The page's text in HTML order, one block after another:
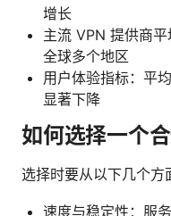
增长
主流 VPN 提供商
全球多个地区
用户体验指标：平
显著下降
如何选择一个
选择时要从以下几个方
速度与稳定性：服